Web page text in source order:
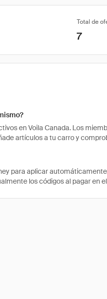
Total de
7
en Voila Canada. Los
artículos a tu carro y
para aplicar
los códigos al pagar en